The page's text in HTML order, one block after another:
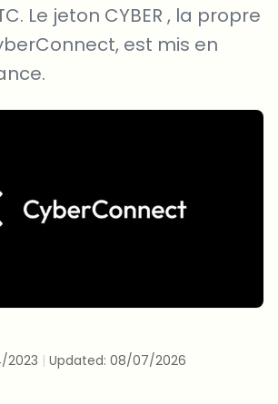
Le jeton CYBER , la propre
est mis en
2023 | Updated: 08/07/2026